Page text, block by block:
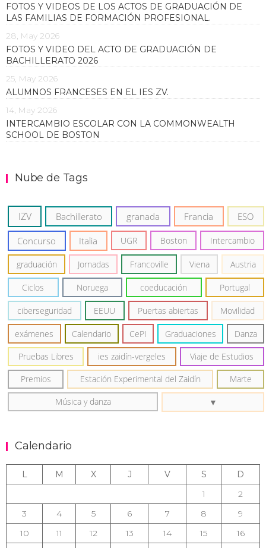
FOTOS Y VIDEOS DE LOS ACTOS DE GRADUACIÓN DE
LAS FAMILIAS DE FORMACIÓN PROFESIONAL.
28, May 2026
FOTOS Y VIDEO DEL ACTO DE GRADUACIÓN DE
BACHILLERATO 2026
25, May 2026
ALUMNOS FRANCESES EN EL IES ZV.
14, May 2026
INTERCAMBIO ESCOLAR CON LA COMMONWEALTH
SCHOOL DE BOSTON
Nube de Tags
IZV Bachillerato granada Francia ESO
Concurso Italia UGR Boston Intercambio
graduación Jornadas Francoville Viena Austria
Ciclos Noruega coeducación Portugal
ciberseguridad EEUU Puertas abiertas Movilidad
exámenes Calendario CePI Graduaciones Danza
Pruebas Libres ies zaidín-vergeles Viaje de Estudios
Premios Estación Experimental del Zaidín Marte
Música y danza
Calendario
L M X J V S
D
1
2
3
4 5 6 7 8
9
10
11 12 13 14 15
16